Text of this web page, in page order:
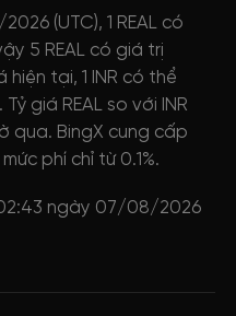
(UTC), 1 REAL có
5 REAL có giá trị
hiện tại, 1 INR có thể
giá REAL so với INR
qua. BingX cung cấp
phí chỉ từ 0.1%.
ngày 07/08/2026